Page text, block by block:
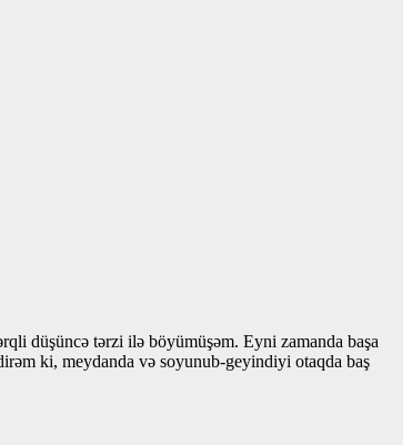
düşüncə tərzi ilə böyümüşəm. Eyni zamanda başa
ki, meydanda və soyunub-geyindiyi otaqda baş